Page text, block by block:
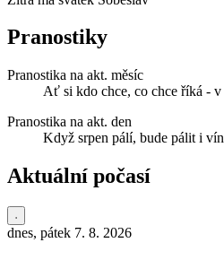
Pranostiky
Pranostika na akt. měsíc
Ať si kdo chce, co chce říká - v
Pranostika na akt. den
Když srpen pálí, bude pálit i
Aktuální počasí
dnes, pátek 7. 8. 2026